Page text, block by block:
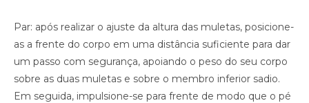
Par: após realizar o ajuste da altura das muletas, posicione-
as a frente do corpo em uma distância suficiente para dar
um passo com segurança, apoiando o peso do seu corpo
sobre as duas muletas e sobre o membro inferior sadio.
Em seguida, impulsione-se para frente de modo que o pé